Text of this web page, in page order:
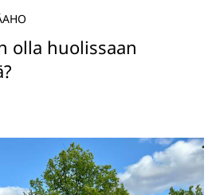
olla huolissaan